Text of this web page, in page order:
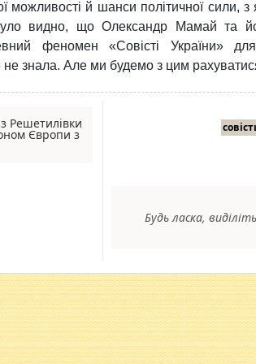
можливості й шанси політичної сили,
видно, що Олександр Мамай та
феномен «Совісті України»
знала. Але ми будемо з цим
Решетилівки
Європи з
Будь ласка,